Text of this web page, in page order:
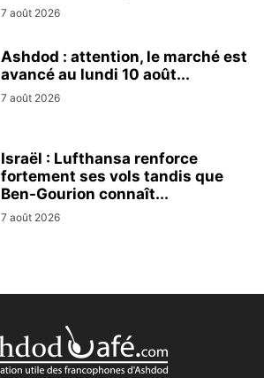
7 août 2026
Ashdod : attention, le marché est
avancé au lundi 10 août...
7 août 2026
Israël : Lufthansa renforce
fortement ses vols tandis que
Ben-Gourion connaît...
7 août 2026